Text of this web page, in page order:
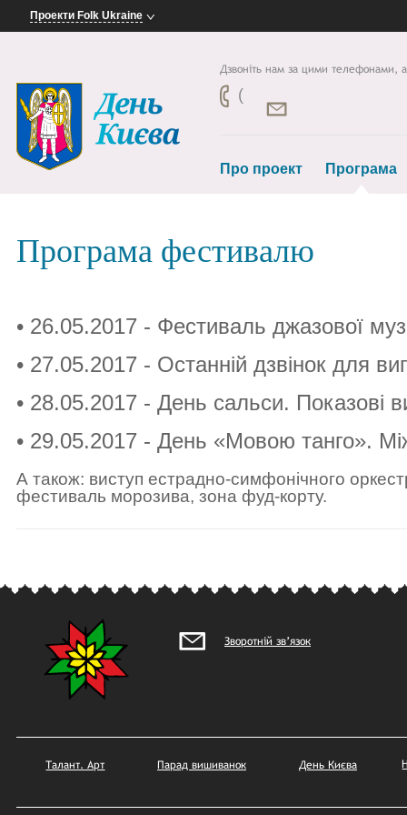
Проекти Folk Ukraine
Дзвоніть нам за цими телефонами,
(
Про проект Програма
Програма фестивалю
• 26.05.2017 - Фестиваль джазової
• 27.05.2017 - Останній дзвінок для
• 28.05.2017 - День сальси. Показові
• 29.05.2017 - День «Мовою танго».
А також: виступ естрадно-симфонічного
фестиваль морозива, зона фуд-корту.
Зворотній зв’язок
Талант. Арт Парад вишиванок День Києва